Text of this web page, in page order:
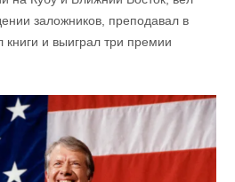
заложников, преподавал в
книги и выиграл три премии